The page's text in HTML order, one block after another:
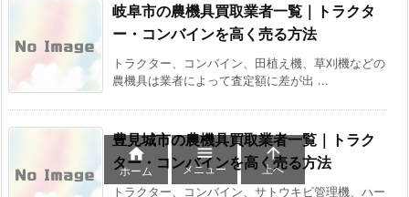
岐阜市の農機具買取業者一覧｜トラクタ
ー・コンバインを高く売る方法
トラクター、コンバイン、田植え機、草刈機などの
農機具は業者によって査定額に差が出 ...
豊見城市の農機具買取業者一覧｜トラク
ター・コンバインを高く売る方法
トラクター、コンバイン、サトウキビ管理機、ハー

ホーム

メニュー

上へ